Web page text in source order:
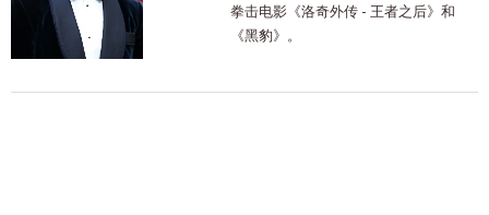
拳击电影《洛奇外传 - 王者之后》和
《黑豹》。